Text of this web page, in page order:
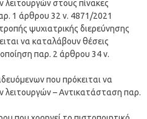
λειτουργών στους πίνακες
1 άρθρου 32 ν. 4871/2021
ψυχιατρικής διερεύνησης
να καταλάβουν θέσεις
παρ. 2 άρθρου 34 ν.
που πρόκειται να
λειτουργών – Αντικατάσταση παρ.